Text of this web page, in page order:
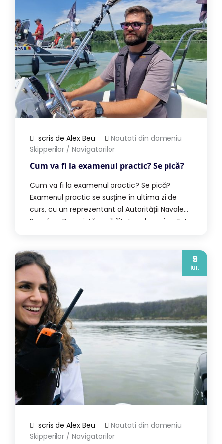
scris de Alex Beu
Noutati din domeniu
Skipperilor / Navigatorilor
Cum va fi la examenul practic? Se pică?
Cum va fi la examenul practic? Se pică?
Examenul practic se susține în ultima zi de
curs, cu un reprezentant al Autorității Navale
Române. Da, există posibilitatea de a pica. Este
lucru. Și motivul este simplu: facem treaba […]
9
iul.
scris de Alex Beu
Noutati din domeniu
Skipperilor / Navigatorilor